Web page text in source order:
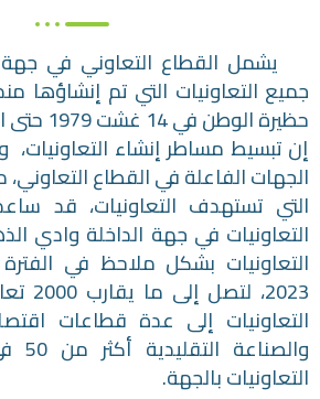
يشمل القطاع التعاوني في جهة
جميع التعاونيات التي تم إنشاؤها
حظيرة الوطن في 14 غشت 1979 حتى الآن.
إن تبسيط مساطر إنشاء التعاونيات،
الجهات الفاعلة في القطاع
التي تستهدف التعاونيات، قد
التعاونيات في جهة الداخلة وادي
التعاونيات إلى عدة قطاعات
التعاونيات بالجهة.